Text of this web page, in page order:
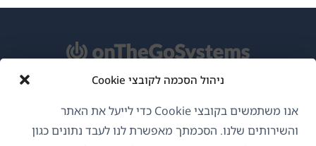
ניהול הסכמה לקובצי Cookie
אנו משתמשים בקובצי Cookie כדי לייעל את האתר
והשירותים שלנו. הסכמתך מאפשרת לנו לעבד נתונים כגון
GDPR ומדיניות פרטיות